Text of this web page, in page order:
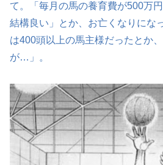
て。「毎月の馬の養育費が500万
結構良い」とか、お亡くなりにな
は400頭以上の馬主様だったとか
が…」。